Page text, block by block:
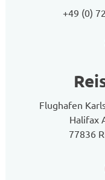
+49 (0)
Flughafen
Halifax
77836